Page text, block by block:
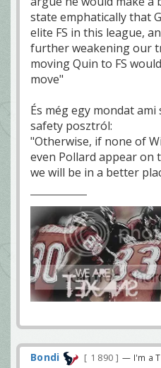
state emphatically that
elite FS in this league,
further weakening our
moving Quin to FS
move"
És még egy mondat
safety posztról:
"Otherwise, if none of
even Pollard appear on
we will be in a better
Bondi 1 890 — I'm a